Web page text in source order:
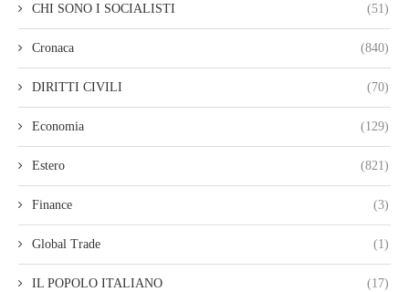
CHI SONO I SOCIALISTI (51)
Cronaca (840)
DIRITTI CIVILI (70)
Economia (129)
Estero (821)
Finance (3)
Global Trade (1)
IL POPOLO ITALIANO (17)